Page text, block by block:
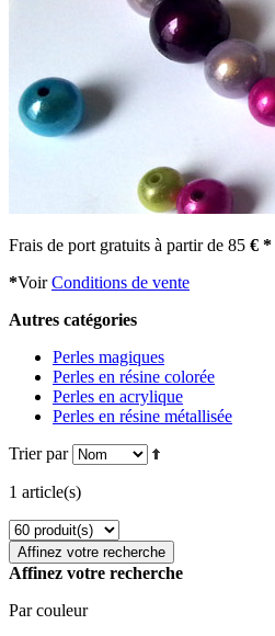
Frais de port gratuits à partir de 85 € *
*VoirConditions de vente
Autres catégories
Perles magiques
Perles en résine colorée
Perles en acrylique
Perles en résine métallisée
Trier par
1 article(s)
Affinez votre recherche
Affinez votre recherche
Par couleur